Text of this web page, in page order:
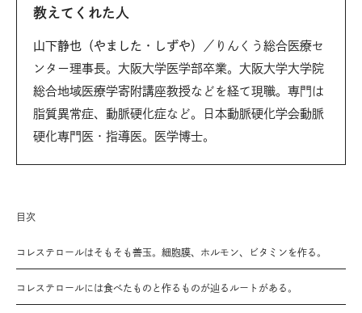
教えてくれた人
山下静也（やました・しずや）
／りんくう総合医療セ
ンター理事長。大阪大学医学部卒業。大阪大学大学院
総合地域医療学寄附講座教授などを経て現職。専門は
脂質異常症、動脈硬化症など。日本動脈硬化学会動脈
硬化専門医・指導医。医学博士。
目次
コレステロールはそもそも善玉。細胞膜、ホルモン、ビタミンを作る。
コレステロールには食べたものと作るものが辿るルートがある。